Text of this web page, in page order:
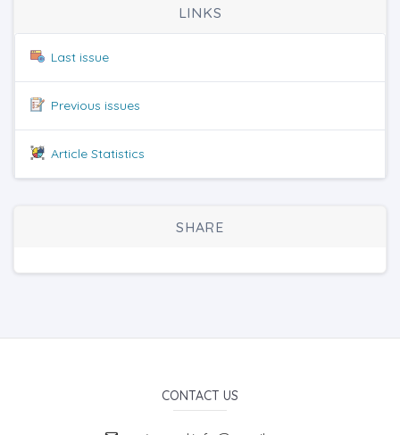
LINKS
Last issue
Previous issues
Article Statistics
SHARE
CONTACT US